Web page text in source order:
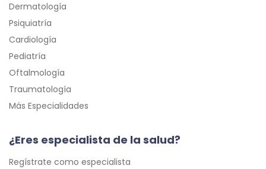
Dermatología
Psiquiatría
Cardiología
Pediatría
Oftalmología
Traumatología
Más Especialidades
¿Eres especialista de la salud?
Regístrate como especialista